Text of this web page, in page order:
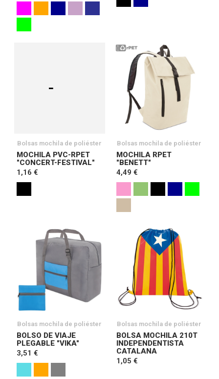
Bolsas mochila de poliéster
MOCHILA PVC-RPET
"CONCERT-FESTIVAL"
1,16 €
Bolsas mochila de poliéster
MOCHILA RPET
"BENETT"
4,49 €
Bolsas mochila de poliéster
BOLSO DE VIAJE
PLEGABLE "VIKA"
3,51 €
Bolsas mochila de poliéster
BOLSA MOCHILA 210T
INDEPENDENTISTA
CATALANA
1,05 €